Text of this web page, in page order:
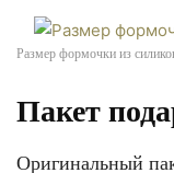
Размер формочки из
Пакет
Оригинальный